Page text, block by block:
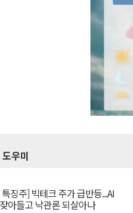
우미
징주] 빅테크 주가 급반등...AI
아들고 낙관론 되살아나